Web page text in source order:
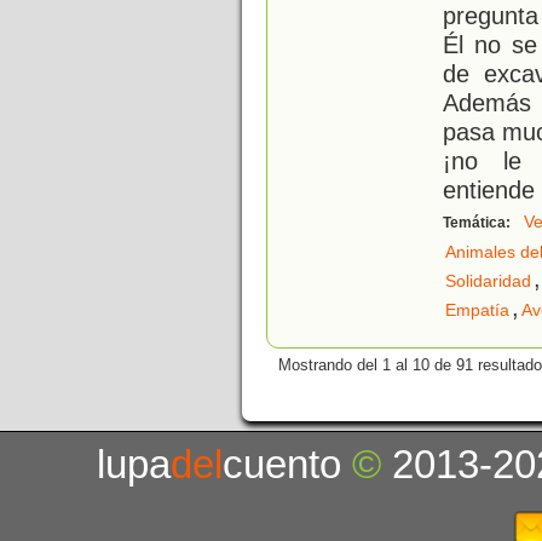
Él no
de
pasa
¡no le
Temática:
Animales
Solidaridad ,
Empatía ,
Mostrando del 1 al 10 de 91
lupadelcuento© 2013-